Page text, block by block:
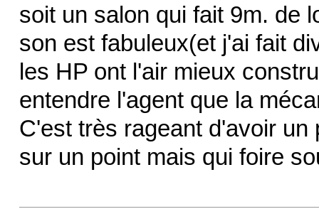
soit un salon qui fait 9m. de
son est fabuleux(et j'ai fait
les HP ont l'air mieux
entendre l'agent que la
C'est très rageant d'avoir
sur un point mais qui foire